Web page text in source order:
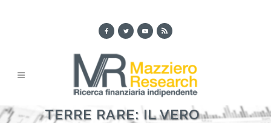
TERRE RARE: IL VERO